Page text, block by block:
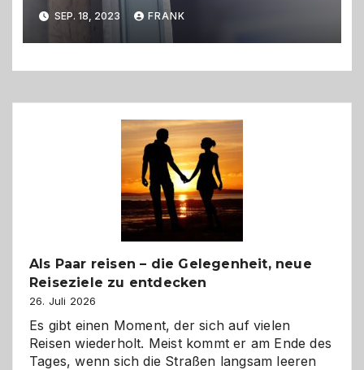
SEP. 18, 2023 FRANK
Als Paar reisen – die Gelegenheit, neue
Reiseziele zu entdecken
26. Juli 2026
Es gibt einen Moment, der sich auf vielen
Reisen wiederholt. Meist kommt er am Ende des
Tages, wenn sich die Straßen langsam leeren